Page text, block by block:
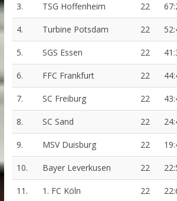
3. TSG Hoffenheim 22
4. Turbine Potsdam 22
5. SGS Essen 22
6. FFC Frankfurt 22
7. SC Freiburg 22
8. SC Sand 22
9. MSV Duisburg 22
10. Bayer Leverkusen 22
11. 1. FC Köln 22